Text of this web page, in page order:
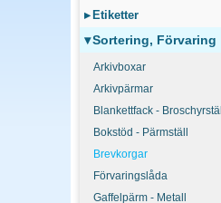
▸ Etiketter
▾Sortering, Förvaring
Arkivboxar
Arkivpärmar
Blankettfack - Broschyrställ
Bokstöd - Pärmställ
Brevkorgar
Förvaringslåda
Gaffelpärm - Metall